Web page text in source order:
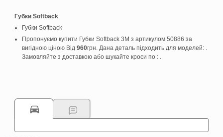
Губки Softback
Губки Softback
Пропонуємо купити Губки Softback 3M з артикулом 50886 за
вигідною ціною Від 960грн. Дана деталь підходить для моделей: .
Замовляйте з доставкою або шукайте кроси по : .